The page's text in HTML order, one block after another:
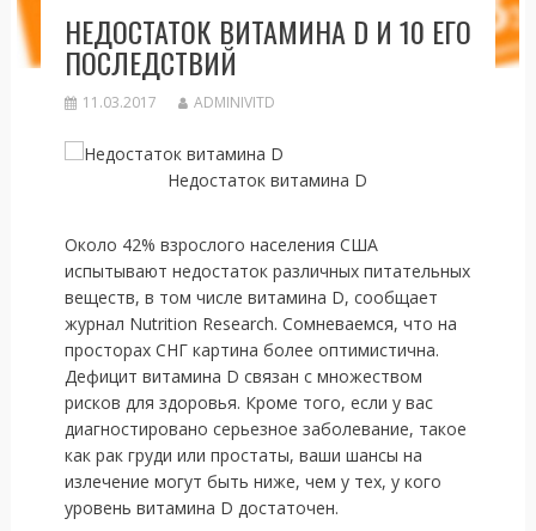
НЕДОСТАТОК ВИТАМИНА D И 10 ЕГО
ПОСЛЕДСТВИЙ
11.03.2017 ADMINIVITD
Недостаток витамина D
Около 42% взрослого населения США
испытывают недостаток различных питательных
веществ, в том числе витамина D, сообщает
журнал Nutrition Research. Сомневаемся, что на
просторах СНГ картина более оптимистична.
Дефицит витамина D связан с множеством
рисков для здоровья. Кроме того, если у вас
диагностировано серьезное заболевание, такое
как рак груди или простаты, ваши шансы на
излечение могут быть ниже, чем у тех, у кого
уровень витамина D достаточен.